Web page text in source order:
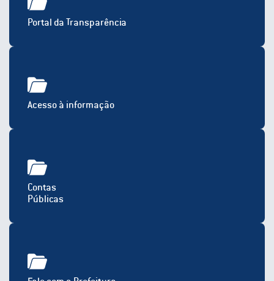
Portal da Transparência
Acesso à informação
Contas
Públicas